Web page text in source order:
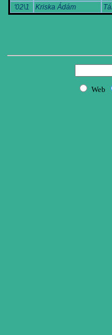
'02\1
Kriska Ádám